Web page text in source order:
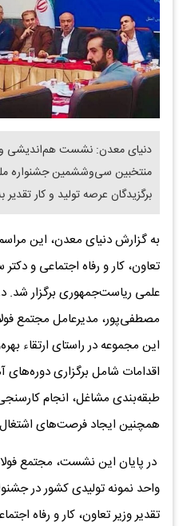
دنیای معدن: نشست هم‌اندیشی
منتخبین سی‌وششمین جشنواره
برگزیدگان عرصه تولید و کار
به گزارش دنیای معدن، این
تعاون، کار و رفاه اجتماعی و
علمی ریاست‌جمهوری برگزار شد.
مصطفی‌پور، مدیرعامل مجتمع
این مجموعه در راستای ارتقاء
اقدامات شامل برگزاری
طبقه‌بندی مشاغل، انجام
همچنین ایجاد فرصت‌های اشتغال
در پایان این نشست، مجتمع
واحد نمونه تولیدی کشور در
تقدیر وزیر تعاون، کار و رفاه